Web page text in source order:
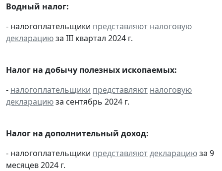
Водный налог:
- налогоплательщики представляют налоговую
декларациюза III квартал 2024 г.
Налог на добычу полезных ископаемых:
- налогоплательщики представляют налоговую
декларациюза сентябрь 2024 г.
Налог на дополнительный доход:
- налогоплательщики представляютдекларациюза 9
месяцев 2024 г.